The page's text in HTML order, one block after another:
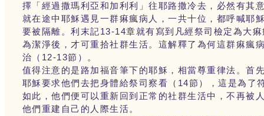
擇「經過撒瑪利亞和加利利」往耶路撒冷去，必然有其
就在途中耶穌遇見一群痳瘋病人，一共十位，都呼喊耶
要被隔離。利末記13-14章就有寫到凡經祭司檢定為大
為潔淨後，才可重拾社群生活。這解釋了為何這群痳瘋
治（12-13節）。
值得注意的是路加福音筆下的耶穌，相當尊重律法。首
耶穌要求他們去把身體給祭司察看（14節），這是為
如此，他們便可以重新回到正常的社群生活中，不再被
他們重建自己的人際生活。